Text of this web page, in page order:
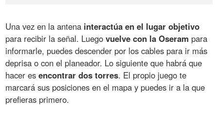
Una vez en la antena interactúa en el lugar objetivo
para recibir la señal. Luegovuelve con la Oseram para
informarle, puedes descender por los cables para ir más
deprisa o con el planeador. Lo siguiente que habrá que
hacer esencontrar dos torres. El propio juego te
marcará sus posiciones en el mapa y puedes ir a la que
prefieras primero.